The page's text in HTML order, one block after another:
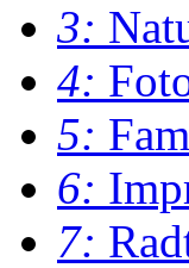
3:
4:
5:
6:
7: